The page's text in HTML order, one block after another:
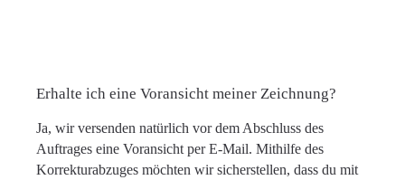
Erhalte ich eine Voransicht meiner Zeichnung?
Ja, wir versenden natürlich vor dem Abschluss des
Auftrages eine Voransicht per E-Mail. Mithilfe des
Korrekturabzuges möchten wir sicherstellen, dass du mit